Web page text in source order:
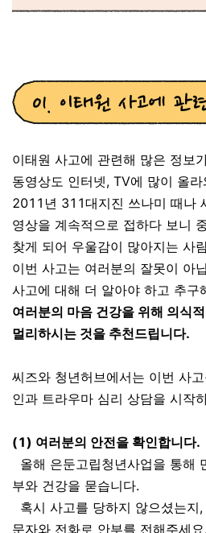
이태원 사고에 관련해 많은 정보
동영상도 인터넷, TV에 많이 올
2011년 311대지진 쓰나미 때나
영상을 계속적으로 접하다 보니
찾게 되어 우울감이 많아지는 사
이번 사고는 여러분의 잘못이 아
사고에 대해 더 알아야 하고 추구
여러분의 마음 건강을 위해 의식
멀리하시는 것을 추천드립니다.
씨즈와 청년허브에서는 이번 사
인과 트라우마 심리 상담을 시작
(1) 여러분의 안전을 확인합니다.
올해 은둔고립청년사업을 통해
부와 건강을 묻습니다.
혹시 사고를 당하지 않으셨는지
문자와 전화로 안부를 전해주세요.